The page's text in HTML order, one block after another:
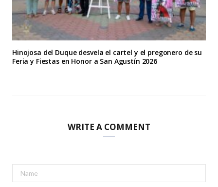
Hinojosa del Duque desvela el cartel y el pregonero de su
Feria y Fiestas en Honor a San Agustín 2026
WRITE A COMMENT